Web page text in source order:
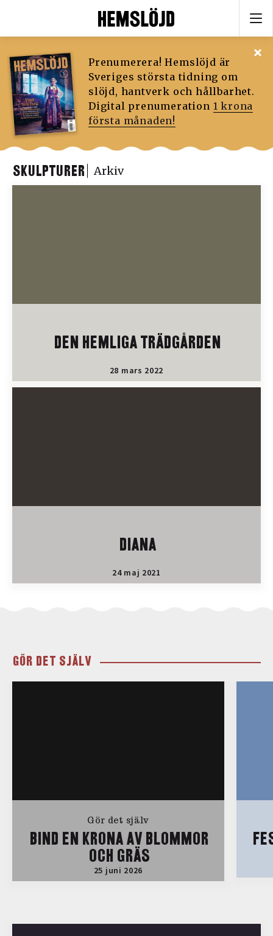
Prenumerera! Hemslöjd är
Sveriges största tidning om
slöjd, hantverk och hållbarhet.
Digital prenumeration 1 krona
första månaden!
SKULPTURER Arkiv
DEN HEMLIGA TRÄDGÅRDEN
28 mars 2022
DIANA
24 maj 2021
GÖR DET SJÄLV
Gör det själv
BIND EN KRONA AV BLOMMOR
OCH GRÄS
25 juni 2026